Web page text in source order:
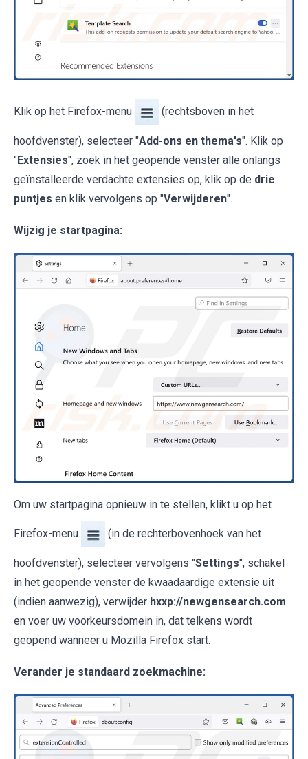
Klik op het Firefox-menu (rechtsboven in het
hoofdvenster), selecteer "Add-ons en thema's". Klik op
"Extensies", zoek in het geopende venster alle onlangs
geïnstalleerde verdachte extensies op, klik op de drie
puntjes en klik vervolgens op "Verwijderen".
Wijzig je startpagina:
Om uw startpagina opnieuw in te stellen, klikt u op het
Firefox-menu (in de rechterbovenhoek van het
hoofdvenster), selecteer vervolgens "Settings", schakel
in het geopende venster de kwaadaardige extensie uit
(indien aanwezig), verwijder hxxp://newgensearch.com
en voer uw voorkeursdomein in, dat telkens wordt
geopend wanneer u Mozilla Firefox start.
Verander je standaard zoekmachine: